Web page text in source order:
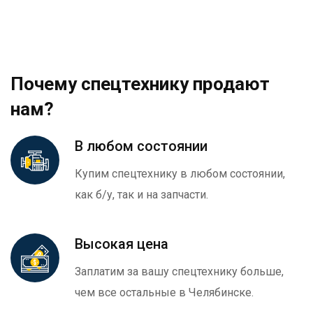
Почему спецтехнику продают
нам?
В любом состоянии
Купим спецтехнику в любом состоянии,
как б/у, так и на запчасти.
Высокая цена
Заплатим за вашу спецтехнику больше,
чем все остальные в Челябинске.